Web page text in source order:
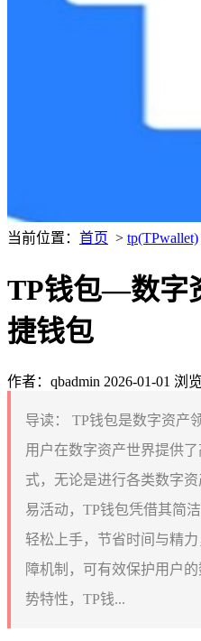
当前位置： 首页 > tp(TPwallet)
TP钱包—数字
捷钱包
作者：qbadmin 2026-01-01 浏
导读：
TP钱包是数字资产
用户在数字资产世界提供
式，无论是进行各类数字
易活动，TP钱包凭借其简
轻松上手，节省时间与精
障机制，可有效保护用户
势特性，TP钱...